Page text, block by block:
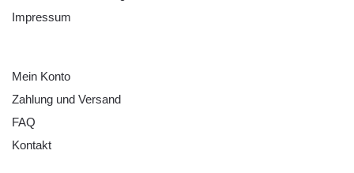
Impressum
Mein Konto
Zahlung und Versand
FAQ
Kontakt